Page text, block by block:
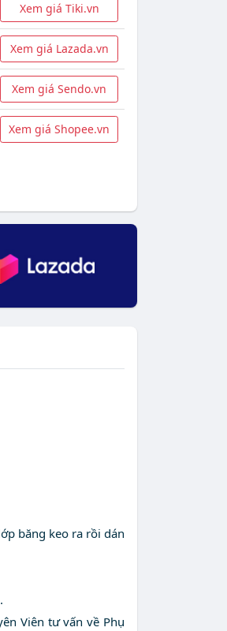
Xem giá Tiki.vn
Xem giá Lazada.vn
Xem giá Sendo.vn
Xem giá Shopee.vn
băng keo ra rồi dán
Viên tư vấn về Phụ